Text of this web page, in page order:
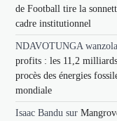
de Football tire la
cadre institutionnel
NDAVOTUNGA
profits : les 11,2
procès des énergies
mondiale
Isaac Bandu sur